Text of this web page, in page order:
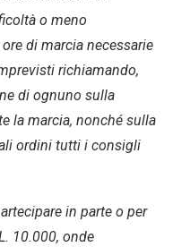
o meno
di marcia necessarie
richiamando,
di ognuno sulla
la marcia, nonché sulla
ordini tutti i consigli
in parte o per
10.000, onde